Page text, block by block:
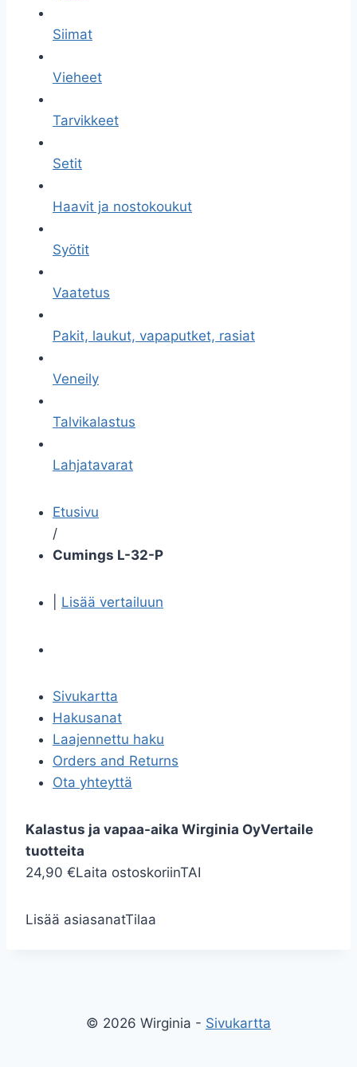
Siimat
Vieheet
Tarvikkeet
Setit
Haavit ja nostokoukut
Syötit
Vaatetus
Pakit, laukut, vapaputket, rasiat
Veneily
Talvikalastus
Lahjatavarat
Etusivu
/
Cumings L-32-P
Lisää vertailuun
Sivukartta
Hakusanat
Laajennettu haku
Orders and Returns
Ota yhteyttä
Kalastus ja vapaa-aika Wirginia OyVertaile
tuotteita
24,90 €Laita ostoskoriinTAI
Lisää asiasanatTilaa
© 2026 Wirginia - Sivukartta